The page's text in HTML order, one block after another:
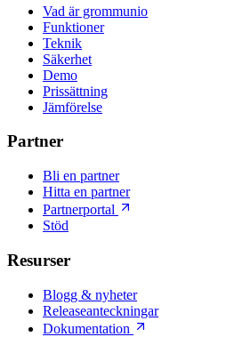
Vad är grommunio
Funktioner
Teknik
Säkerhet
Demo
Prissättning
Jämförelse
Partner
Bli en partner
Hitta en partner
Partnerportal
Stöd
Resurser
Blogg & nyheter
Releaseanteckningar
Dokumentation